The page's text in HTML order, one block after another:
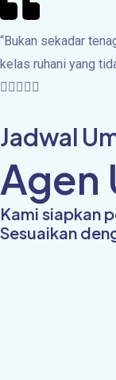
“Bukan sekadar
kelas ruhani yang

Jadwal
Agen
Kami siapkan
Sesuaikan